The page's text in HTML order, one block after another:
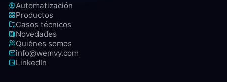
Automatización
Productos
Casos técnicos
Novedades
Quiénes somos
info@wemvy.com
LinkedIn